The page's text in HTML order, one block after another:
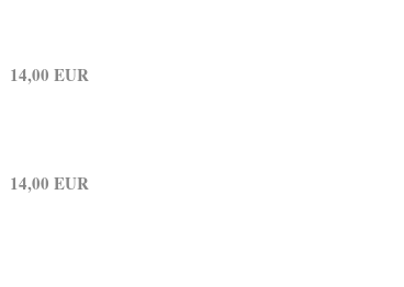
14,00 EUR
14,00 EUR